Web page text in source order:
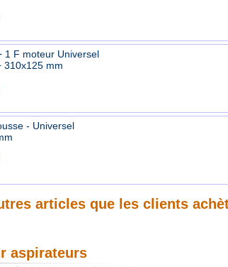
1 F moteur Universel
310x125 mm
- Universel
articles que les clients
aspirateurs